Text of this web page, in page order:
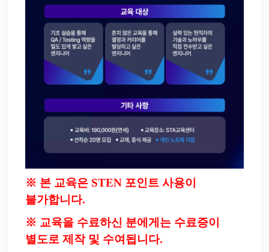
※ 본 교육은 STEN 포인트 사용이
불가합니다.
※ 교육을 수료하신 분에게는 수료증이
별도로 제작 및 수여됩니다.